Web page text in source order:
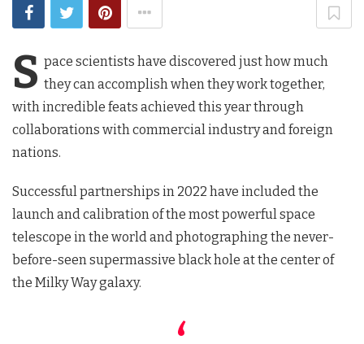
S pace scientists have discovered just how much
they can accomplish when they work together,
with incredible feats achieved this year through
collaborations with commercial industry and foreign
nations.
Successful partnerships in 2022 have included the
launch and calibration of the most powerful space
telescope in the world and photographing the never-
before-seen supermassive black hole at the center of
the Milky Way galaxy.